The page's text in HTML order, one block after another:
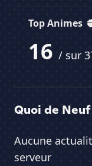
Top Animes
16 / sur
Quoi de Neuf
Aucune
serveur